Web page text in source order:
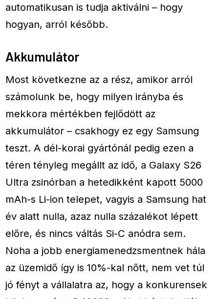
automatikusan is tudja aktiválni – hogy
hogyan, arról később.
Akkumulátor
Most következne az a rész, amikor arról
számolunk be, hogy milyen irányba és
mekkora mértékben fejlődött az
akkumulátor – csakhogy ez egy Samsung
teszt. A dél-korai gyártónál pedig ezen a
téren tényleg megállt az idő, a Galaxy S26
Ultra zsinórban a hetedikként kapott 5000
mAh-s Li-ion telepet, vagyis a Samsung hat
év alatt nulla, azaz nulla százalékot lépett
előre, és nincs váltás Si-C anódra sem.
Noha a jobb energiamenedzsmentnek hála
az üzemidő így is 10%-kal nőtt, nem vet túl
jó fényt a vállalatra az, hogy a konkurensek